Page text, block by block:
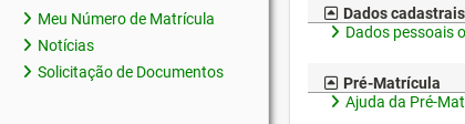
Meu Número de Matrícula
Notícias
Solicitação de Documentos
Dados cadastrais
Dados pessoais
Pré-Matrícula
Ajuda da Pré-